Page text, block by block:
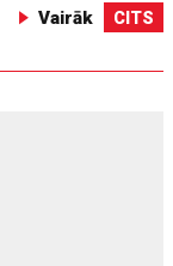
Vairāk CITS